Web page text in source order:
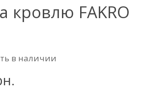
кровлю FAKRO
в наличии